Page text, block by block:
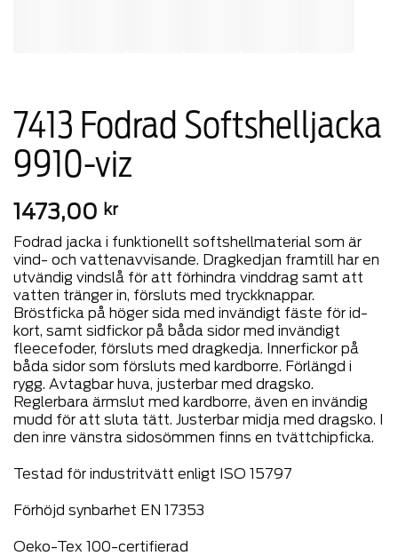
7413 Fodrad Softshelljacka
9910-viz
1473,00 kr
Fodrad jacka i funktionellt softshellmaterial som är
vind- och vattenavvisande. Dragkedjan framtill har en
utvändig vindslå för att förhindra vinddrag samt att
vatten tränger in, försluts med tryckknappar.
Bröstficka på höger sida med invändigt fäste för id-
kort, samt sidfickor på båda sidor med invändigt
fleecefoder, försluts med dragkedja. Innerfickor på
båda sidor som försluts med kardborre. Förlängd i
rygg. Avtagbar huva, justerbar med dragsko.
Reglerbara ärmslut med kardborre, även en invändig
mudd för att sluta tätt. Justerbar midja med dragsko. I
den inre vänstra sidosömmen finns en tvättchipficka.
Testad för industritvätt enligt ISO 15797
Förhöjd synbarhet EN 17353
Oeko-Tex 100-certifierad